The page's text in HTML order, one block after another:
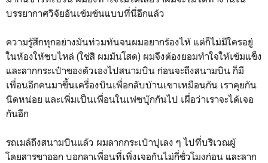
บรรยากาศวิจัยอันเข้มข้นแบบที่นี่อีกแล้ว
ความรู้สึกทุกอย่างมันท่วมท้นจนผมอยากร้องไห้ แต่ก็ไม่มีใครอยู่
ในห้องให้ซบไหล่ (ใช่สิ ผมมันโสด) ผมจึงต้องยอมทำใจให้เข้มแข็ง
และลากกระเป๋าของตัวเองไปสนามบิน ก่อนจะถึงสนามบิน ก็มี
เพื่อนอีกคนมาขึ้นเครื่องบินเพื่อกลับบ้านเขาเหมือนกัน เราคุยกัน
นิดหน่อย และเพิ่มเป็นเพื่อนในเฟซบุ๊กกันไป เผื่อว่าเราจะได้เจอ
กันอีก
รถเมล์ถึงสนามบินแล้ว ผมลากกระเป๋าปุเลง ๆ ไปที่บริเวณผู้
โดยสารขาออก บอกลาเพื่อนที่เพิ่งเจอกันไม่กี่ชั่วโมงก่อน และลาก